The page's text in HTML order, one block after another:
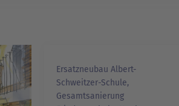
Ersatzneubau Albert-
Schweitzer-Schule,
Gesamtsanierung